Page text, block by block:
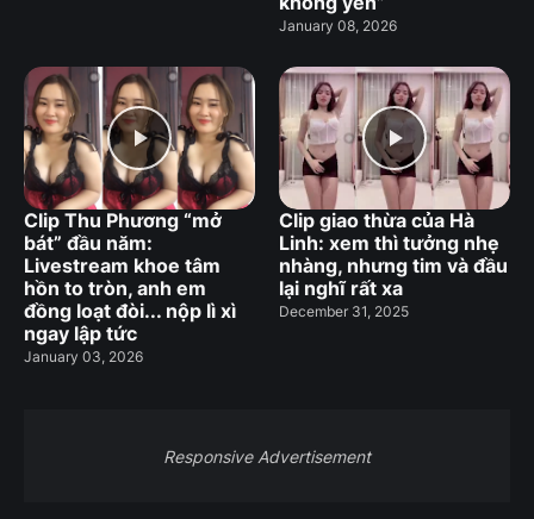
January 08, 2026
Clip Thu Phương “mở
bát” đầu năm:
Livestream khoe tâm
hồn to tròn, anh em
đồng loạt đòi... nộp lì xì
ngay lập tức
January 03, 2026
Clip giao thừa của Hà
Linh: xem thì tưởng nhẹ
nhàng, nhưng tim và đầu
lại nghĩ rất xa
December 31, 2025
Responsive Advertisement